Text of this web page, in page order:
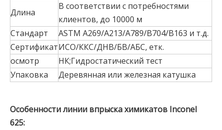
Длина
В соответствии с потребностями
клиентов, до 10000 м
Стандарт
ASTM A269/A213/A789/B704/B163 и т.д.
СертификатИСО/ККС/ДНВ/БВ/АБС, етк.
осмотр
НК;Гидростатический тест
Упаковка
Деревянная или железная катушка
Особенности линии впрыска химикатов Inconel
625: